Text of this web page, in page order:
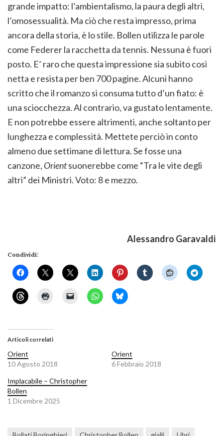
grande impatto: l’ambientalismo, la paura degli altri,
l’omosessualità. Ma ciò che resta impresso, prima
ancora della storia, è lo stile. Bollen utilizza le parole
come Federer la racchetta da tennis. Nessuna è fuori
posto. E’ raro che questa impressione sia subito così
netta e resista per ben 700 pagine. Alcuni hanno
scritto che il romanzo si consuma tutto d’un fiato: è
una sciocchezza. Al contrario, va gustato lentamente.
E non potrebbe essere altrimenti, anche soltanto per
lunghezza e complessità. Mettete perciò in conto
almeno due settimane di lettura. Se fosse una
canzone, Orientsuonerebbe come “Tra le vite degli
altri” dei Ministri. Voto: 8 e mezzo.
Alessandro Garavaldi
Condividi:
Articoli correlati
Orient
10 Agosto 2018
Orient
6 Febbraio 2018
Implacabile – Christopher
Bollen
1 Dicembre 2025